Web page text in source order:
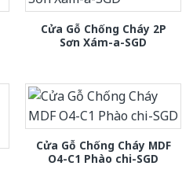
Cửa Gỗ Chống Cháy 2P
Sơn Xám-a-SGD
Cửa Gỗ Chống Cháy MDF
O4-C1 Phào chi-SGD